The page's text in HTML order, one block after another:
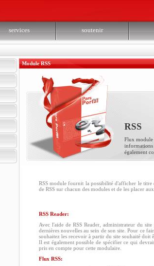
services soutenir
Module RSS
RSS
Flux
informations
également
RSS module fournit la possibilité d'afficher le titre
de RSS sur chacun des modules et de les placer
RSS Reader:
Avec l'aide de RSS Reader, administrateur du
dernières nouvelles au sein de son site. Pour ce
souhaitez les recevoir à partir du site souhaité doit
Il est également possible de spécifier ce qui
pris en compte pour cette modulaire.
Flux RSS: